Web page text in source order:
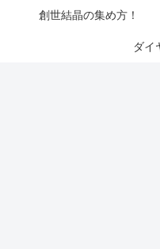
創世結晶の集め方！
ダイ